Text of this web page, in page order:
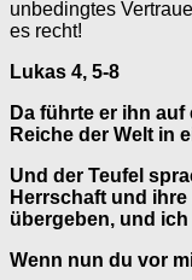
unbedingtes
es recht!
Lukas 4, 5-8
Da führte er ihn
Reiche der Welt in
Und der Teufel
Herrschaft und
übergeben, und
Wenn nun du vor